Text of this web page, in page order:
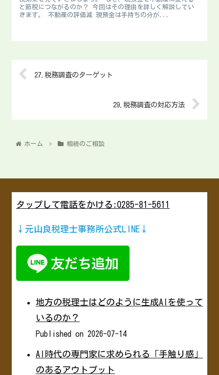
と節税につながるのか？ 今回はその理由を詳しく解説してい
きます。 不動産の評価減 現預金は手持ちの分が...
27.税務調査のターゲット
29.税務調査の対応方法
ホーム 相続のご相談
タップして電話をかける:0285-81-5611
↓元山良税理士事務所公式LINE↓
地方の税理士はどのように生成AIを使って
いるのか？
Published on 2026-07-14
AI時代の専門家に求められる「手触り感」
のあるアウトプット